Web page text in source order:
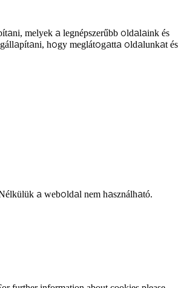
melyek a legnépszerűbb oldalaink és
hogy meglátogatta oldalunkat és
a weboldal nem használható.